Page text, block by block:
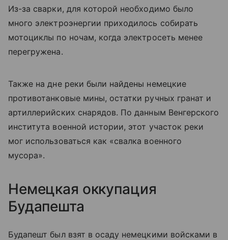
Из-за сварки, для которой необходимо было
много электроэнергии приходилось собирать
мотоциклы по ночам, когда электросеть менее
перегружена.
Также на дне реки были найдены немецкие
противотанковые мины, остатки ручных гранат и
артиллерийских снарядов. По данным Венгерского
института военной истории, этот участок реки
мог использоваться как «свалка военного
мусора».
Немецкая оккупация
Будапешта
Будапешт был взят в осаду немецкими войсками в